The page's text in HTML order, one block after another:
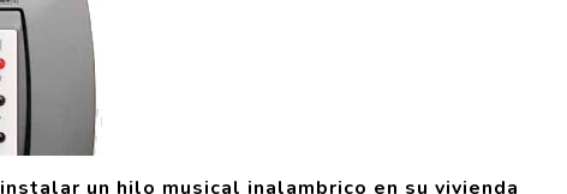
instalar un hilo musical inalambrico en su vivienda